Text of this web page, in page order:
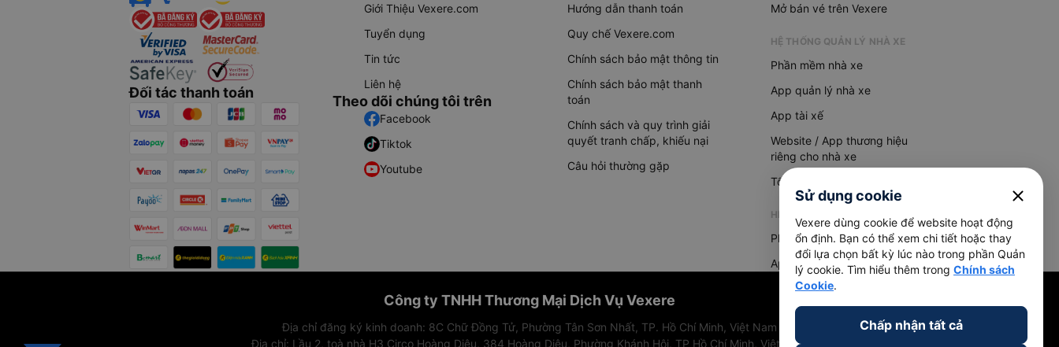
Đối tác thanh toán
Giới Thiệu Vexere.com
Tuyển dụng
Tin tức
Liên hệ
Theo dõi chúng tôi trên
Facebook
Tiktok
Youtube
Hướng dẫn thanh toán
Quy chế Vexere.com
Chính sách bảo mật thông tin
Chính sách bảo mật thanh
toán
Chính sách và quy trình giải
quyết tranh chấp, khiếu nại
Câu hỏi thường gặp
Mở bán vé trên Vexere
HỆ THỐNG QUẢN LÝ NHÀ XE
Phần mềm nhà xe
App quản lý nhà xe
App tài xế
Website / App thương hiệu
riêng cho nhà xe
Tổng đài AI
HỆ THỐNG QUẢN LÝ HÀNG HOÁ
Phần mềm quản lý hàng hoá
App quản lý hàng hoá
Công ty TNHH Thương Mại Dịch Vụ Vexere
Địa chỉ đăng ký kinh doanh: 8C Chữ Đồng Tử, Phường Tân Sơn Nhất, TP. Hồ Chí Minh, Việt Nam
Địa chỉ: Lầu 2, toà nhà H3 Circo Hoàng Diệu, 384 Hoàng Diệu, Phường Khánh Hội, TP Hồ Chí Minh, Việt Nam
Sử dụng cookie close
Vexere dùng cookie để website hoạt động
ổn định. Bạn có thể xem chi tiết hoặc thay
đổi lựa chọn bất kỳ lúc nào trong phần Quản
lý cookie. Tìm hiểu thêm trong Chính sách
Cookie.
Chấp nhận tất cả